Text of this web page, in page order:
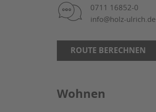
0711 16852-0
info@holz-ulrich.de
ROUTE BERECHNEN
Wohnen